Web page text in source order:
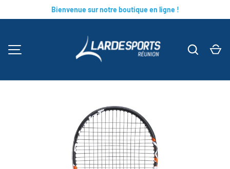
Bienvenue sur notre boutique en ligne !